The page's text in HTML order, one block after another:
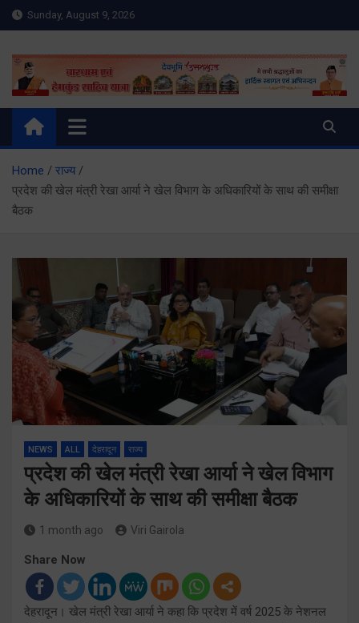
Skip
to
Sunday, August 9, 2026
Meru Raibar | Uttarakhand
News | Uttarkashi News
meruraibar.com
Home
राज्य
प्रदेश की खेल मंत्री रेखा आर्या ने खेल विभाग के अधिकारियों के साथ की समीक्षा
बैठक
NEWS ALL देहरादून राज्य
प्रदेश की खेल मंत्री रेखा आर्या ने खेल विभाग
के अधिकारियों के साथ की समीक्षा बैठक
1 month ago Viri Gairola
Share Now
देहरादून। खेल मंत्री रेखा आर्या ने कहा कि प्रदेश में वर्ष 2025 के नेशनल